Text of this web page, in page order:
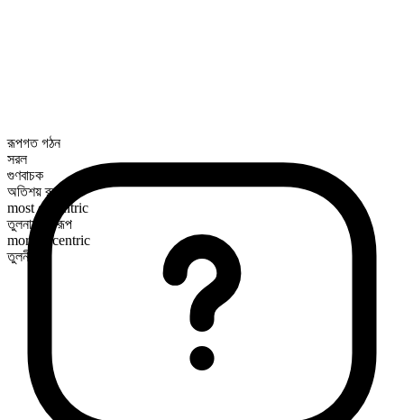
রূপগত গঠন
সরল
গুণবাচক
অতিশয় রূপ
most eccentric
তুলনামূলক রূপ
more eccentric
তুলনীয়